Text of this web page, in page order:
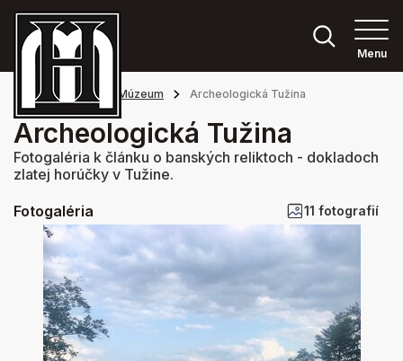
Menu
Hlavná stránka Múzeum Archeologická Tužina
Archeologická Tužina
Fotogaléria k článku o banských reliktoch - dokladoch
zlatej horúčky v Tužine.
Fotogaléria 11 fotografií